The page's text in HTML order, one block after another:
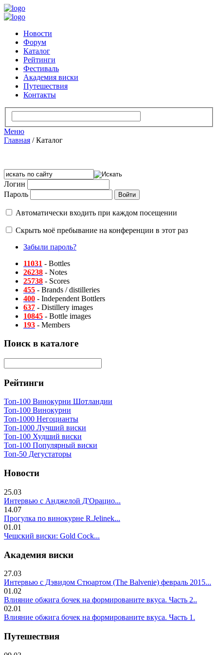
Новости
Форум
Каталог
Рейтинги
Фестиваль
Академия виски
Путешествия
Контакты
Меню
Главная /Каталог
Логин
Пароль
Автоматически входить при каждом посещении
Скрыть моё пребывание на конференции в этот раз
Забыли пароль?
11031 - Bottles
26238 - Notes
25738 - Scores
455 - Brands / distilleries
400 - Independent Bottlers
637 - Distillery images
10845 - Bottle images
193 - Members
Поиск в каталоге
Рейтинги
Топ-100 Винокурни Шотландии
Топ-100 Винокурни
Топ-1000 Негоцианты
Топ-1000 Лучший виски
Топ-100 Худший виски
Топ-100 Популярный виски
Топ-50 Дегустаторы
Новости
25.03
Интервью с Анджелой Д'Орацио...
14.07
Прогулка по винокурне R.Jelinek...
01.01
Чешский виски: Gold Cock...
Академия виски
27.03
Интервью с Дэвидом Стюартом (The Balvenie) февраль 2015...
01.02
Влияние обжига бочек на формированите вкуса. Часть 2..
02.01
Влияние обжига бочек на формированите вкуса. Часть 1.
Путешествия